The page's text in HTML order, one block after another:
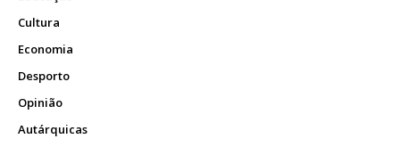
Cultura
Economia
Desporto
Opinião
Autárquicas